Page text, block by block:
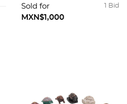
madera, acrílico y
recubrimiento de
1 Bid
Sold for
MXN$1,000